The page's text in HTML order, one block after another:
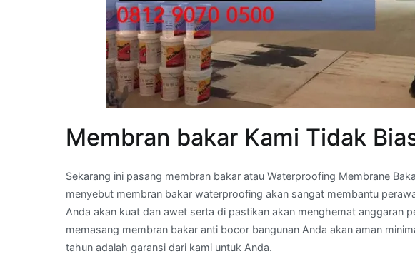
Membran bakar Kami Tidak
Sekarang ini pasang membran bakar atau Waterproofing Membrane
menyebut membran bakar waterproofing akan sangat membantu
Anda akan kuat dan awet serta di pastikan akan menghemat anggaran
memasang membran bakar anti bocor bangunan Anda akan aman
tahun adalah garansi dari kami untuk Anda.